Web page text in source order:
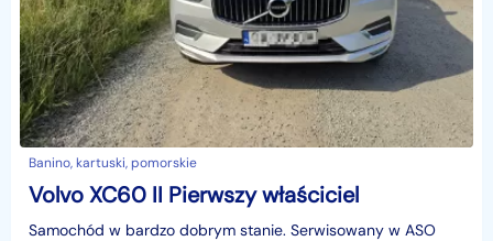
Banino, kartuski, pomorskie
Volvo XC60 II Pierwszy właściciel
Samochód w bardzo dobrym stanie. Serwisowany w ASO